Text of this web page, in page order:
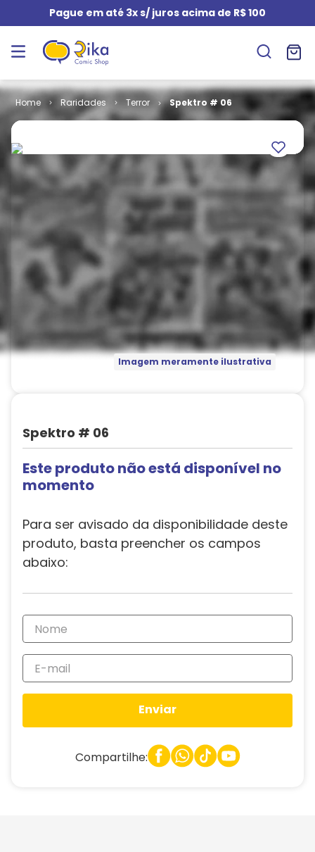
Pague em até 3x s/ juros acima de R$ 100
Raridades Terror Spektro # 06
Imagem meramente ilustrativa
Spektro # 06
Este produto não está disponível no
momento
Para ser avisado da disponibilidade deste
produto, basta preencher os campos
abaixo:
Enviar
Compartilhe: